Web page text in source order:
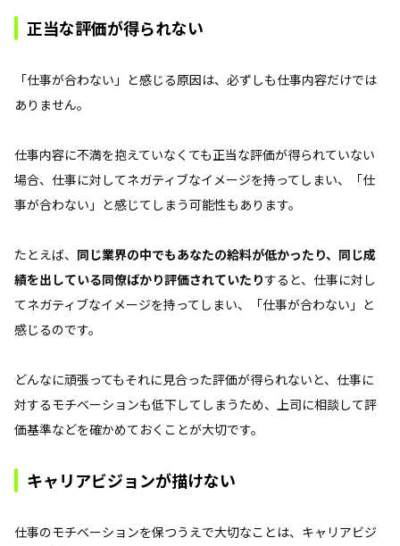
正当な評価が得られない
「仕事が合わない」と感じる原因は、必ずしも仕事内容だけでは
ありません。
仕事内容に不満を抱えていなくても正当な評価が得られていない
場合、仕事に対してネガティブなイメージを持ってしまい、「仕
事が合わない」と感じてしまう可能性もあります。
たとえば、 同じ業界の中でもあなたの給料が低かったり、同じ成
績を出している同僚ばかり評価されていたりすると、仕事に対し
てネガティブなイメージを持ってしまい、「仕事が合わない」と
感じるのです。
どんなに頑張ってもそれに見合った評価が得られないと、仕事に
対するモチベーションも低下してしまうため、上司に相談して評
価基準などを確かめておくことが大切です。
キャリアビジョンが描けない
仕事のモチベーションを保つうえで大切なことは、キャリアビジ